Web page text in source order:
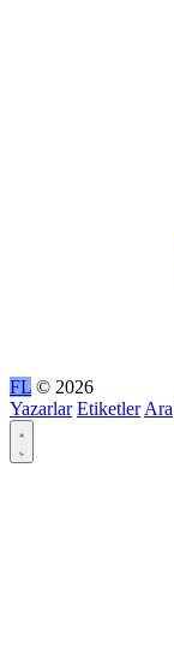
FL © 2026
Yazarlar Etiketler Ara